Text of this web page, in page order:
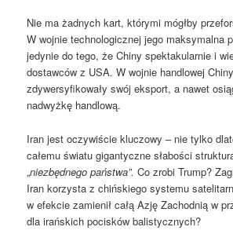
Nie ma żadnych kart, którymi mógłby
W wojnie technologicznej jego maksymalna
jedynie do tego, że Chiny spektakularnie i
dostawców z USA. W wojnie handlowej
zdywersyfikowały swój eksport, a nawet
nadwyżkę handlową.
Iran jest oczywiście kluczowy – nie tylko
całemu światu gigantyczne słabości
„niezbędnego państwa”. Co zrobi Trump?
Iran korzysta z chińskiego systemu
w efekcie zamienił całą Azję Zachodnią w
dla irańskich pocisków balistycznych?